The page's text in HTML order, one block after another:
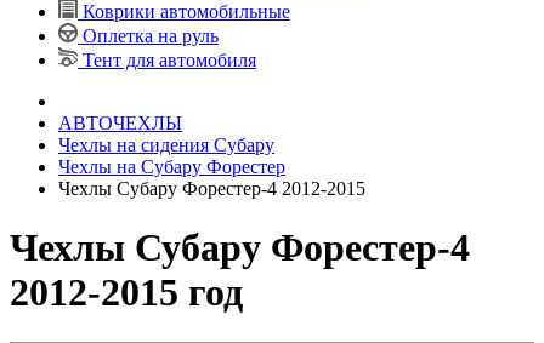
Коврики автомобильные
Оплетка на руль
Тент для автомобиля
АВТОЧЕХЛЫ
Чехлы на сидения Субару
Чехлы на Субару Форестер
Чехлы Субару Форестер-4 2012-2015
Чехлы Субару Форестер-4
2012-2015 год